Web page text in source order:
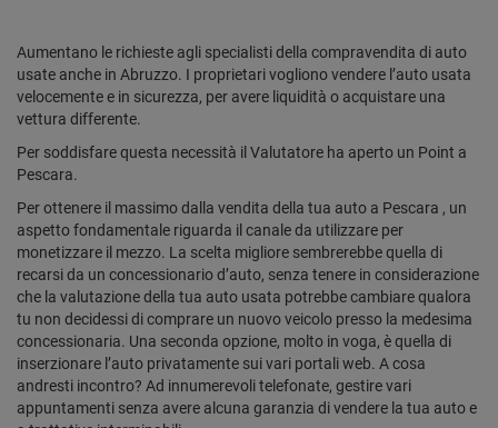
Aumentano le richieste agli specialisti della compravendita di auto
usate anche in Abruzzo. I proprietari vogliono vendere l’auto usata
velocemente e in sicurezza, per avere liquidità o acquistare una
vettura differente.
Per soddisfare questa necessità il Valutatore ha aperto un Point a
Pescara.
Per ottenere il massimo dalla vendita della tua auto a Pescara , un
aspetto fondamentale riguarda il canale da utilizzare per
monetizzare il mezzo. La scelta migliore sembrerebbe quella di
recarsi da un concessionario d’auto, senza tenere in considerazione
che la valutazione della tua auto usata potrebbe cambiare qualora
tu non decidessi di comprare un nuovo veicolo presso la medesima
concessionaria. Una seconda opzione, molto in voga, è quella di
inserzionare l’auto privatamente sui vari portali web. A cosa
andresti incontro? Ad innumerevoli telefonate, gestire vari
appuntamenti senza avere alcuna garanzia di vendere la tua auto e